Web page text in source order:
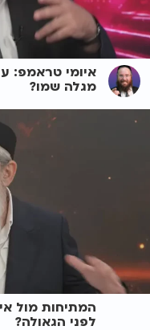
איומי טראמפ:
מגלה שמו?
המתיחות מול
לפני הגאולה?